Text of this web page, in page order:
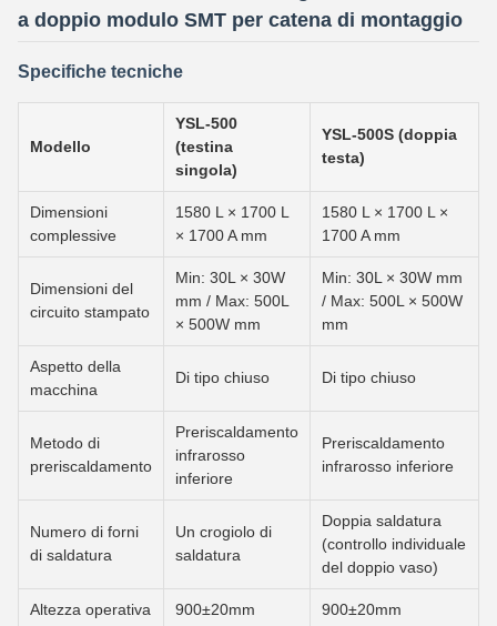
a doppio modulo SMT per catena di montaggio
Specifiche tecniche
Modello
YSL-500
(testina
singola)
YSL-500S (doppia
testa)
Dimensioni
complessive
1580 L × 1700 L
× 1700 A mm
1580 L × 1700 L ×
1700 A mm
Dimensioni del
circuito stampato
Min: 30L × 30W
mm / Max: 500L
× 500W mm
Min: 30L × 30W mm
/ Max: 500L × 500W
mm
Aspetto della
macchina
Di tipo chiuso Di tipo chiuso
Metodo di
preriscaldamento
Preriscaldamento
infrarosso
inferiore
Preriscaldamento
infrarosso inferiore
Numero di forni
di saldatura
Un crogiolo di
saldatura
Doppia saldatura
(controllo individuale
del doppio vaso)
Altezza operativa 900±20mm 900±20mm